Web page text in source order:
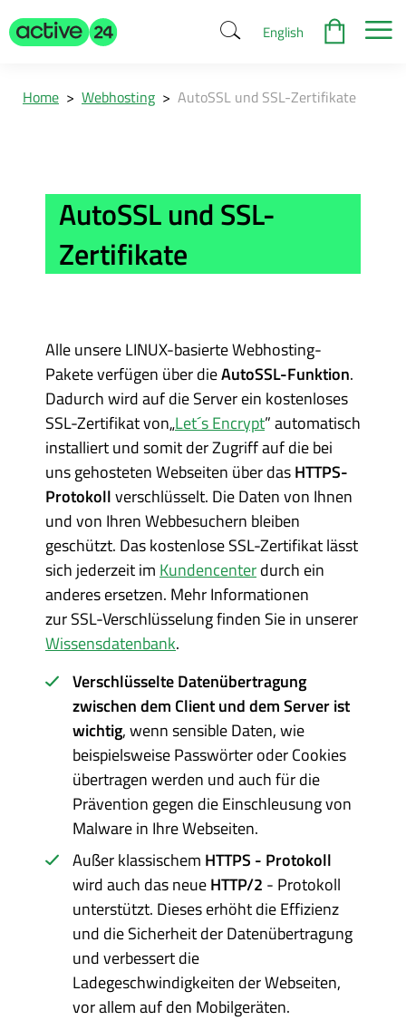
English
Home > Webhosting > AutoSSL und SSL-Zertifikate
AutoSSL und SSL-
Zertifikate
Alle unsere LINUX-basierte Webhosting-
Pakete verfügen über dieAutoSSL-Funktion.
Dadurch wird auf die Server ein kostenloses
SSL-Zertifikat von„Let´s Encrypt” automatisch
installiert und somit der Zugriff auf die bei
uns gehosteten Webseiten über dasHTTPS-
Protokollverschlüsselt. Die Daten von Ihnen
und von Ihren Webbesuchern bleiben
geschützt. Das kostenlose SSL-Zertifikat lässt
sich jederzeit im Kundencenterdurch ein
anderes ersetzen. Mehr Informationen
zur SSL-Verschlüsselung finden Sie in unserer
Wissensdatenbank.
Verschlüsselte Datenübertragung
zwischen dem Client und dem Server ist
wichtig, wenn sensible Daten, wie
beispielsweise Passwörter oder Cookies
übertragen werden und auch für die
Prävention gegen die Einschleusung von
Malware in Ihre Webseiten.
Außer klassischem HTTPS - Protokoll
wird auch das neueHTTP/2 - Protokoll
unterstützt. Dieses erhöht die Effizienz
und die Sicherheit der Datenübertragung
und verbessert die
Ladegeschwindigkeiten der Webseiten,
vor allem auf den Mobilgeräten.